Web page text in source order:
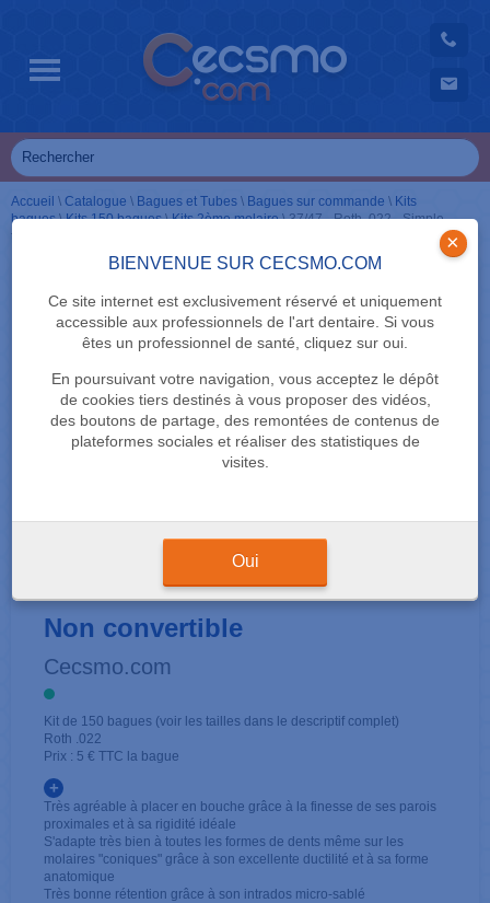
BIENVENUE SUR CECSMO.COM
Ce site internet est exclusivement réservé et uniquement
accessible aux professionnels de l'art dentaire. Si vous
êtes un professionnel de santé, cliquez sur oui.
En poursuivant votre navigation, vous acceptez le dépôt
de cookies tiers destinés à vous proposer des vidéos,
des boutons de partage, des remontées de contenus de
plateformes sociales et réaliser des statistiques de
visites.
×
Oui
Accueil \ Catalogue \ Bagues et Tubes \ Bagues sur commande \ Kits
bagues\Kits 150 bagues\Kits 2ème molaire\37/47 - Roth .022 - Simple
tube - Non convertible
KITS 2ÈME MOLAIRE
37/47 - Roth .022 - Simple tube -
Non convertible
Cecsmo.com
Kit de 150 bagues (voir les tailles dans le descriptif complet)
Roth .022
Prix : 5 € TTC la bague
+
Très agréable à placer en bouche grâce à la finesse de ses parois
proximales et à sa rigidité idéale
S'adapte très bien à toutes les formes de dents même sur les
molaires "coniques" grâce à son excellente ductilité et à sa forme
anatomique
Très bonne rétention grâce à son intrados micro-sablé